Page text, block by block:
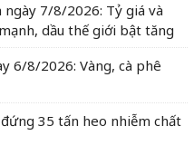
7/8/2026: Tỷ giá và
dầu thế giới bật tăng
6/8/2026: Vàng, cà phê
35 tấn heo nhiễm chất